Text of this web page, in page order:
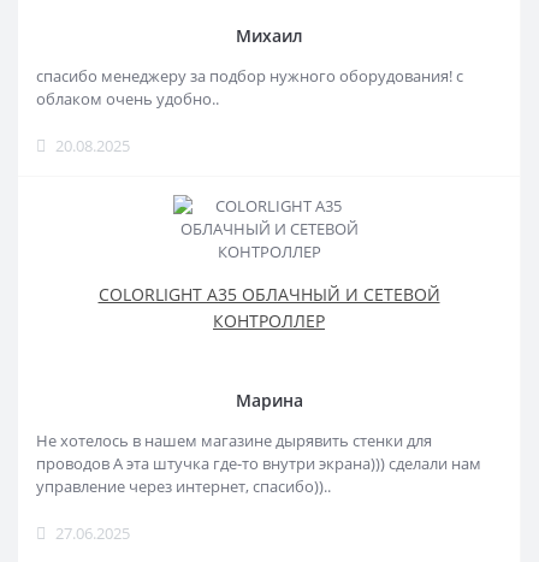
Михаил
спасибо менеджеру за подбор нужного оборудования! с
облаком очень удобно..
20.08.2025
COLORLIGHT A35 ОБЛАЧНЫЙ И СЕТЕВОЙ
КОНТРОЛЛЕР
Марина
Не хотелось в нашем магазине дырявить стенки для
проводов А эта штучка где-то внутри экрана))) сделали нам
управление через интернет, спасибо))..
27.06.2025